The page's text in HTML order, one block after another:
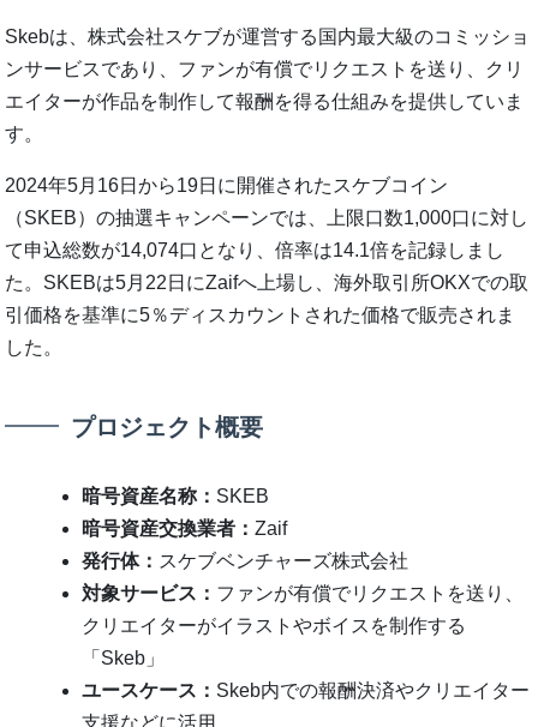
Skebは、株式会社スケブが運営する国内最大級のコミッショ
ンサービスであり、ファンが有償でリクエストを送り、クリ
エイターが作品を制作して報酬を得る仕組みを提供していま
す。
2024年5月16日から19日に開催されたスケブコイン
（SKEB）の抽選キャンペーンでは、上限口数1,000口に対し
て申込総数が14,074口となり、倍率は14.1倍を記録しまし
た。SKEBは5月22日にZaifへ上場し、海外取引所OKXでの取
引価格を基準に5％ディスカウントされた価格で販売されま
した。
プロジェクト概要
暗号資産名称： SKEB
暗号資産交換業者：Zaif
発行体： スケブベンチャーズ株式会社
対象サービス： ファンが有償でリクエストを送り、
クリエイターがイラストやボイスを制作する
「Skeb」
ユースケース： Skeb内での報酬決済やクリエイター
支援などに活用